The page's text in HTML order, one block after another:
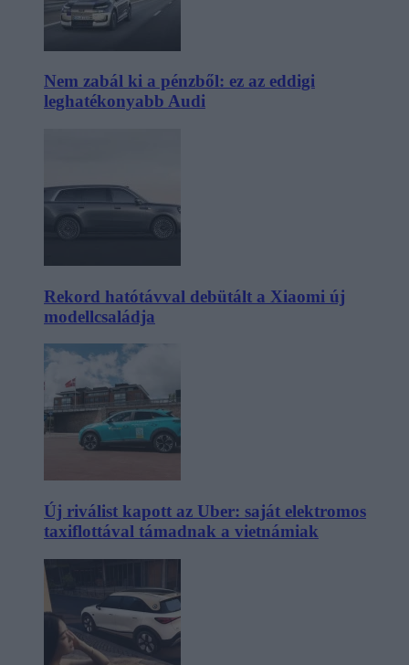
Nem zabál ki a pénzből: ez az eddigi
leghatékonyabb Audi
Rekord hatótávval debütált a Xiaomi új
modellcsaládja
Új riválist kapott az Uber: saját elektromos
taxiflottával támadnak a vietnámiak